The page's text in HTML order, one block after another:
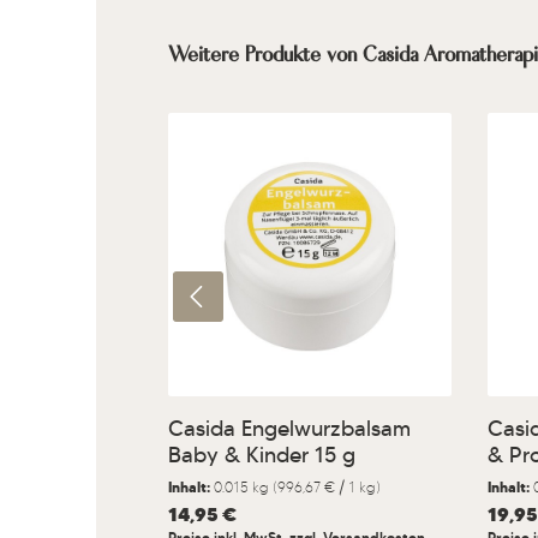
Produktgalerie überspringen
Weitere Produkte von Casida
Produkt Anzahl: Gib den
Casida Engelwurzbalsam
Baby & Kinder 15 g
Inhalt: 0.015 kg (996,67 € / 1 kg)
Regulärer Preis:
14,95 €
&
Inhalt: